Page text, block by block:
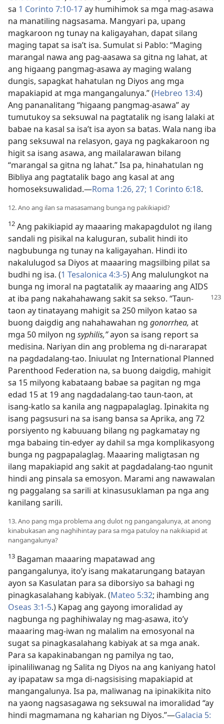
sa 1 Corinto 7:​10-17ay humihimok sa mga mag-asawa
na manatiling nagsasama. Mangyari pa, upang
magkaroon ng tunay na kaligayahan, dapat silang
maging tapat sa isa’t isa. Sumulat si Pablo: “Maging
marangal nawa ang pag-aasawa sa gitna ng lahat, at
ang higaang pangmag-asawa ay maging walang
dungis, sapagkat hahatulan ng Diyos ang mga
mapakiapid at mga mangangalunya.” (Hebreo 13:4)
Ang pananalitang “higaang pangmag-asawa” ay
tumutukoy sa seksuwal na pagtatalik ng isang lalaki at
babae na kasal sa isa’t isa ayon sa batas. Wala nang iba
pang seksuwal na relasyon, gaya ng pagkakaroon ng
higit sa isang asawa, ang mailalarawan bilang
“marangal sa gitna ng lahat.” Isa pa, hinahatulan ng
Bibliya ang pagtatalik bago ang kasal at ang
homoseksuwalidad.​—Roma 1:​26, 27; 1 Corinto 6:18.
12. Ano ang ilan sa masasamang bunga ng pakikiapid?
12 Ang pakikiapid ay maaaring makapagdulot ng ilang
sandali ng pisikal na kaluguran, subalit hindi ito
nagbubunga ng tunay na kaligayahan. Hindi ito
nakalulugod sa Diyos at maaaring magsilbing pilat sa
budhi ng isa. (1 Tesalonica 4:​3-5) Ang malulungkot na
bunga ng imoral na pagtatalik ay maaaring ang AIDS
at iba pang nakahahawang sakit sa sekso. “Taun-
taon ay tinatayang mahigit sa 250 milyon katao sa
buong daigdig ang nahahawahan ng gonorrhea, at
mga 50 milyon ng syphilis,”ayon sa isang report sa
medisina. Nariyan din ang problema ng di-nararapat
na pagdadalang-tao. Iniuulat ng International Planned
Parenthood Federation na, sa buong daigdig, mahigit
sa 15 milyong kabataang babae sa pagitan ng mga
edad 15 at 19 ang nagdadalang-tao taun-taon, at
isang-katlo sa kanila ang nagpapalaglag. Ipinakita ng
isang pagsusuri na sa isang bansa sa Aprika, ang 72
porsiyento ng kabuuang bilang ng pagkamatay ng
mga babaing tin-edyer ay dahil sa mga komplikasyong
bunga ng pagpapalaglag. Maaaring maligtasan ng
ilang mapakiapid ang sakit at pagdadalang-tao ngunit
hindi ang pinsala sa emosyon. Marami ang nawawalan
ng paggalang sa sarili at kinasusuklaman pa nga ang
kanilang sarili.
13. Ano pang mga problema ang dulot ng pangangalunya, at anong
kinabukasan ang naghihintay para sa mga patuloy na nakikiapid at
nangangalunya?
13 Bagaman maaaring mapatawad ang
pangangalunya, ito’y isang makatarungang batayan
ayon sa Kasulatan para sa diborsiyo sa bahagi ng
pinagkasalahang kabiyak. (Mateo 5:32; ihambing ang
Oseas 3:​1-5.) Kapag ang gayong imoralidad ay
nagbunga ng paghihiwalay ng mag-asawa, ito’y
maaaring mag-iwan ng malalim na emosyonal na
sugat sa pinagkasalahang kabiyak at sa mga anak.
Para sa kapakinabangan ng pamilya ng tao,
ipinaliliwanag ng Salita ng Diyos na ang kaniyang hatol
ay ipapataw sa mga di-nagsisising mapakiapid at
mangangalunya. Isa pa, maliwanag na ipinakikita nito
na yaong nagsasagawa ng seksuwal na imoralidad “ay
hindi magmamana ng kaharian ng Diyos.”​—Galacia 5:​